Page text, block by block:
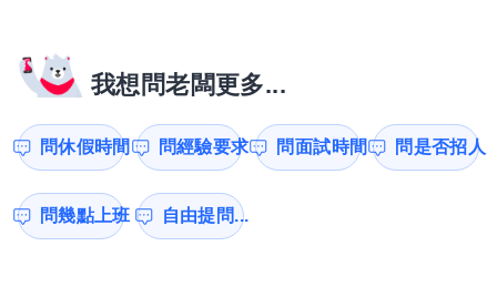
我想問老闆更多...
問休假時間 問經驗要求 問面試時間 問是否招人
問幾點上班 自由提問...